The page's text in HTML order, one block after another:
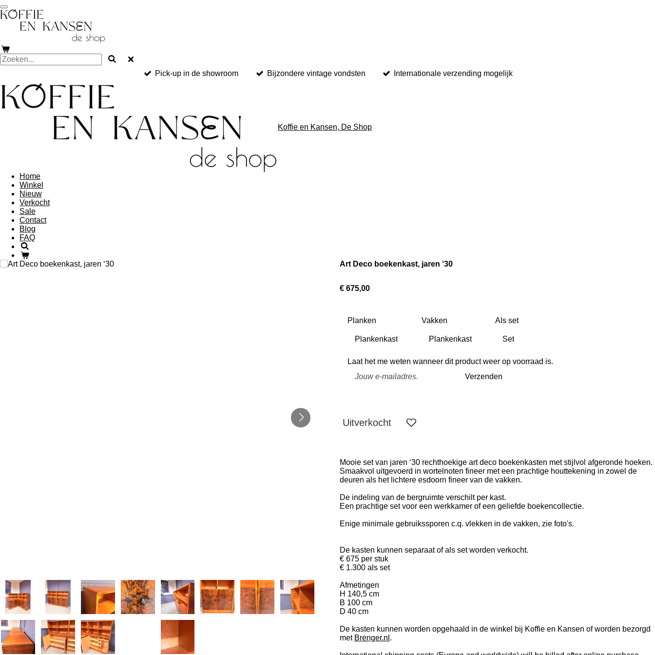
Ga
direct
Pick-up in de showroom Bijzondere vintage vondsten Internationale verzending mogelijk
Koffie en Kansen, De Shop
Home
Winkel
Nieuw
Verkocht
Sale
Contact
Blog
FAQ
Art Deco boekenkast, jaren ‘30
€ 675,00
Planken Vakken Als set
Laat het me weten wanneer dit product weer op voorraad is.
Verzenden
Uitverkocht
Mooie set van jaren ‘30 rechthoekige art deco boekenkasten met stijlvol afgeronde hoeken.
Smaakvol uitgevoerd in wortelnoten fineer met een prachtige houttekening in zowel de
deuren als het lichtere esdoorn fineer van de vakken.
De indeling van de bergruimte verschilt per kast.
Een prachtige set voor een werkkamer of een geliefde boekencollectie.
Enige minimale gebruikssporen c.q. vlekken in de vakken, zie foto's.
De kasten kunnen separaat of als set worden verkocht.
€ 675 per stuk
€ 1.300 als set
Afmetingen
H 140,5 cm
B 100 cm
D 40 cm
De kasten kunnen worden opgehaald in de winkel bij Koffie en Kansen of worden bezorgd
met Brenger.nl .